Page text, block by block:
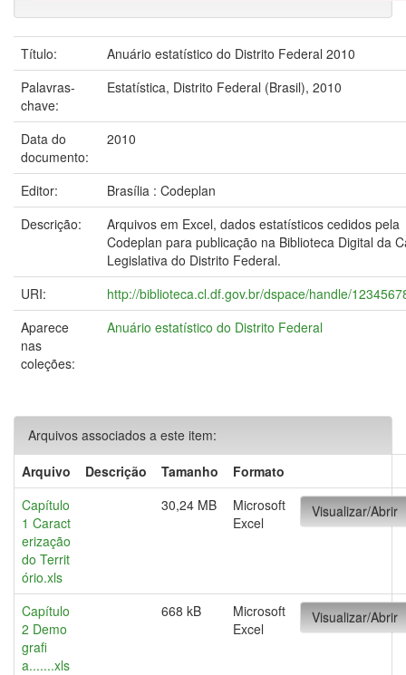
Título:
Anuário estatístico do Distrito Federal 2010
Palavras-
chave:
Estatística, Distrito Federal (Brasil), 2010
Data do
documento:
2010
Editor:
Brasília : Codeplan
Descrição:
Arquivos em Excel, dados estatísticos cedidos pela
Codeplan para publicação na Biblioteca Digital da
Legislativa do Distrito Federal.
URI:
http://biblioteca.cl.df.gov.br/dspace/handle/
Aparece
nas
coleções:
Anuário estatístico do Distrito Federal
Arquivos associados a este item:
Arquivo
Descrição Tamanho
Formato
Capítulo
1 Caract
erização
do Territ
ório.xls
30,24 MB
Microsoft
Excel
Visualizar/Abrir
Capítulo
2 Demo
grafi
a.......xls
668 kB
Microsoft
Excel
Visualizar/Abrir